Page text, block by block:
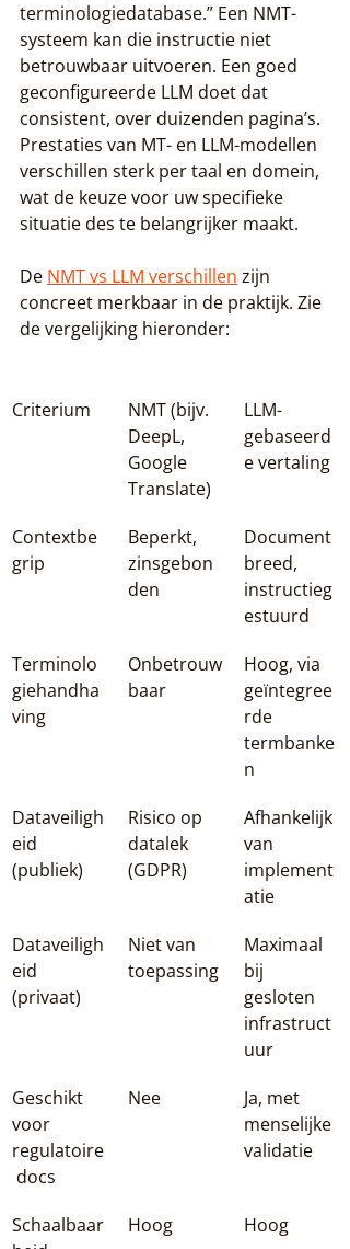
terminologiedatabase.” Een NMT-
systeem kan die instructie niet
betrouwbaar uitvoeren. Een goed
geconfigureerde LLM doet dat
consistent, over duizenden pagina’s.
Prestaties van MT- en LLM-modellen
verschillen sterk per taal en domein,
wat de keuze voor uw specifieke
situatie des te belangrijker maakt.
De NMT vs LLM verschillen zijn
concreet merkbaar in de praktijk. Zie
de vergelijking hieronder:
Criterium
NMT (bijv.
DeepL,
Google
Translate)
LLM-
gebaseerd
e vertaling
Contextbe
grip
Beperkt,
zinsgebon
den
Document
breed,
instructieg
estuurd
Terminolo
giehandha
ving
Onbetrouw
baar
Hoog, via
geïntegree
rde
termbanke
n
Dataveiligh
eid
(publiek)
Risico op
datalek
(GDPR)
Afhankelijk
van
implement
atie
Dataveiligh
eid
(privaat)
Niet van
toepassing
Maximaal
bij
gesloten
infrastruct
uur
Geschikt
voor
regulatoire
docs
Nee
Ja, met
menselijke
validatie
Schaalbaar
Hoog Hoog